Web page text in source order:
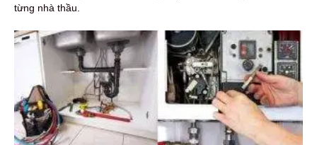
từng nhà thầu.